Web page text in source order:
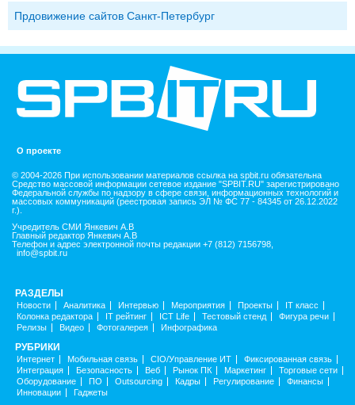
Прдовижение сайтов Санкт-Петербург
О проекте
© 2004-2026 При использовании материалов ссылка на spbit.ru обязательна
Средство массовой информации сетевое издание "SPBIT.RU" зарегистрировано
Федеральной службы по надзору в сфере связи, информационных технологий и
массовых коммуникаций (реестровая запись ЭЛ № ФС 77 - 84345 от 26.12.2022
г.).
Учредитель СМИ Янкевич А.В
Главный редактор Янкевич А.В
Телефон и адрес электронной почты редакции +7 (812) 7156798,
info@spbit.ru
РАЗДЕЛЫ
Новости Аналитика Интервью Мероприятия Проекты
IT класс
Колонка редактора
IT рейтинг ICT Life Тестовый стенд
Фигура речи
Релизы
Видео Фотогалерея Инфографика
РУБРИКИ
Интернет Мобильная связь CIO/Управление ИТ
Фиксированная связь
Интеграция
Безопасность Веб Рынок ПК Маркетинг
Торговые сети
Оборудование
ПО Outsourcing Кадры Регулирование
Финансы
Инновации
Гаджеты